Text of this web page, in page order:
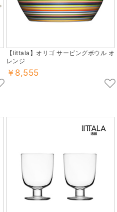
【Iittala】オリゴ サービングボウル オ
レンジ
￥8,555